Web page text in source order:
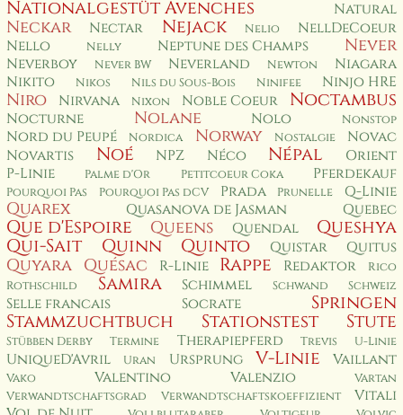
Nationalgestüt Avenches Natural
Neckar Nectar Nejack Nelio
NellDeCoeur
Nello
Nelly Neptune des Champs Never
Neverboy Never BW Neverland Newton
Niagara
Nikito
Nikos Nils du Sous-Bois Ninifee Ninjo HRE
Niro Nirvana Nixon Noble Coeur Noctambus
Nocturne Nolane Nolo Nonstop
Nord du Peupé Nordica Norway Nostalgie
Novac
Novartis
Noé NPZ Néco Népal
Orient
P-Linie
Palme d'Or Petitcoeur Coka Pferdekauf
Pourquoi Pas Pourquoi Pas dCV Prada Prunelle Q-Linie
Quarex Quasanova de Jasman Quebec
Que d'Espoire Queens Quendal
Queshya
Qui-Sait
Quinn Quinto Quistar Quitus
Quyara Quésac R-Linie Rappe Redaktor
Rico
Rothschild
Samira Schimmel Schwand Schweiz
Selle francais Socrate
Springen
Stammzuchtbuch
Stationstest Stute
Stübben Derby Termine Therapiepferd Trevis U-Linie
UniqueD'Avril Uran Ursprung V-Linie Vaillant
Vako Valentino Valenzio
Vartan
Verwandtschaftsgrad
Verwandtschaftskoeffizient
Vitali